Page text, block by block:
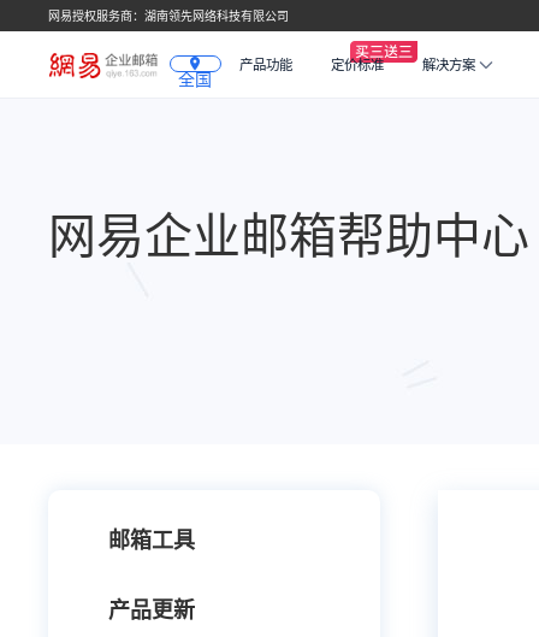
网易授权服务商：湖南领先网络科技有限公司
全国
产品功能 定价标准 解决方案
网易企业邮箱帮助中心
邮箱工具
产品更新